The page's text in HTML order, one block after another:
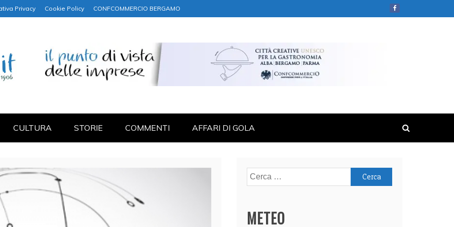
Privacy Cookie Policy CONFCOMMERCIO BERGAMO
CULTURA STORIE COMMENTI AFFARI DI GOLA
Ricerca
per:
METEO